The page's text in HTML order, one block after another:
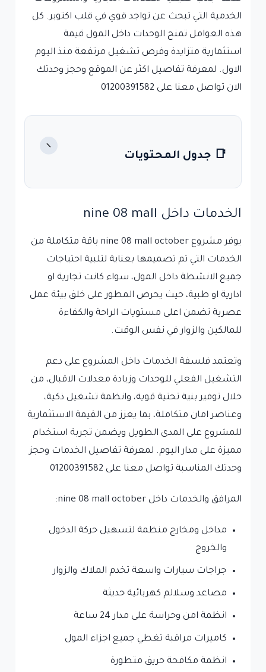
الخدمية التي تبحث عن تواجد قوي في قلب اكتوبر. كل
هذه العوامل تمنح الوحدات داخل المول قيمة
استثمارية متزايدة وفرص تشغيل مرتفعة منذ اليوم
الاول. لمعرفة تفاصيل اكثر عن الموقع وحجز وحدتك
الان تواصل معنا على 01200391582
📑 جدول المحتويات
−
الخدمات داخل nine 08 mall
يوفر مشروع nine 08 mall october باقة متكاملة من
الخدمات التي تم تصميمها بعناية لتلبية احتياجات
جميع الانشطة داخل المول، سواء كانت تجارية او
ادارية او طبية، حيث يحرص المطور على خلق بيئة عمل
عصرية تضمن اعلى مستويات الراحة والكفاءة
للمالكين والزوار في نفس الوقت.
وتعتمد فلسفة الخدمات داخل المشروع على دعم
التشغيل الفعلي للوحدات وزيادة معدلات الاقبال، من
خلال توفير بنية تحتية قوية، وانظمة تشغيل ذكية،
وعناصر امان متكاملة، بما يعزز من القيمة الاستثمارية
للمشروع على المدى الطويل ويضمن تجربة استخدام
مميزة على مدار اليوم. لمعرفة تفاصيل الخدمات وحجز
وحدتك المناسبة تواصل معنا على 01200391582
المرافق والخدمات داخل nine 08 mall october:
مداخل ومخارج منظمة لتسهيل حركة الدخول
والخروج
جراجات سيارات واسعة تخدم الملاك والزوار
مصاعد وسلالم كهربائية حديثة
انظمة امن وحراسة على مدار 24 ساعة
كاميرات مراقبة تغطي جميع اجزاء المول
انظمة مكافحة حريق متطورة